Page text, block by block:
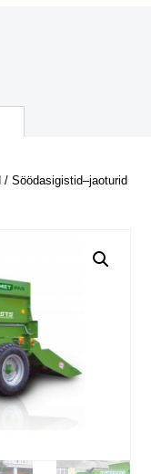
/Söödasigistid–jaoturid